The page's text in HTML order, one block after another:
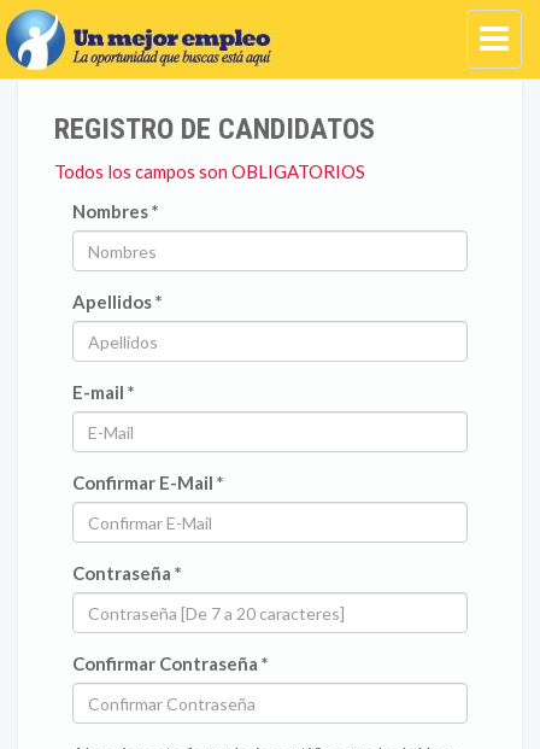
REGISTRO DE CANDIDATOS
Todos los campos son OBLIGATORIOS
Nombres *
Apellidos *
E-mail *
Confirmar E-Mail *
Contraseña *
Confirmar Contraseña *